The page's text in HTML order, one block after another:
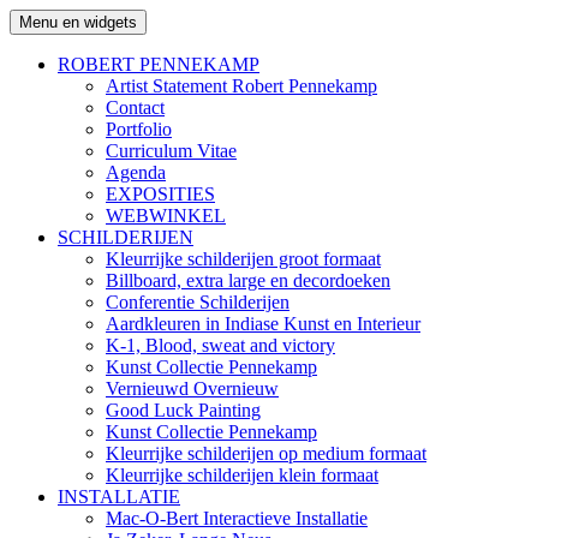
Ga
naar
Robert Pennekamp
Menu en widgets
ROBERT PENNEKAMP
Artist Statement Robert Pennekamp
Contact
Portfolio
Curriculum Vitae
Agenda
EXPOSITIES
WEBWINKEL
SCHILDERIJEN
Kleurrijke schilderijen groot formaat
Billboard, extra large en decordoeken
Conferentie Schilderijen
Aardkleuren in Indiase Kunst en Interieur
K-1, Blood, sweat and victory
Kunst Collectie Pennekamp
Vernieuwd Overnieuw
Good Luck Painting
Kunst Collectie Pennekamp
Kleurrijke schilderijen op medium formaat
Kleurrijke schilderijen klein formaat
INSTALLATIE
Mac-O-Bert Interactieve Installatie